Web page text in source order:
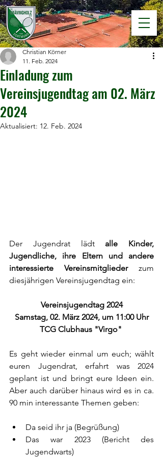
Einladung zum
Vereinsjugendtag am 02. März
2024
Christian Körner
11. Feb. 2024
Aktualisiert: 12. Feb. 2024
Der Jugendrat lädt alle Kinder,
Jugendliche, ihre Eltern und andere
interessierte Vereinsmitglieder zum
diesjährigen Vereinsjugendtag ein:
Vereinsjugendtag 2024
Samstag, 02. März 2024, um 11:00 Uhr
TCG Clubhaus "Virgo"
Es geht wieder einmal um euch; wählt
euren Jugendrat, erfahrt was 2024
geplant ist und bringt eure Ideen ein.
Aber auch darüber hinaus wird es in ca.
90 min interessante Themen geben:
Da seid ihr ja (Begrüßung)
Das war 2023 (Bericht des
Jugendwarts)